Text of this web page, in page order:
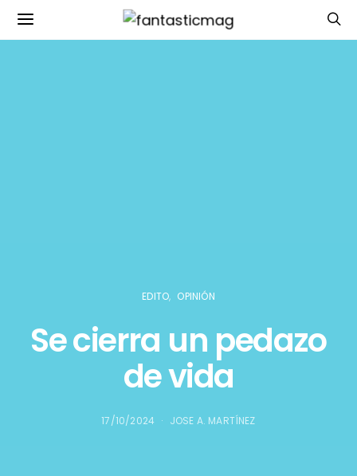
EDITO OPINIÓN
Se cierra un pedazo
de vida
17/10/2024 JOSE A. MARTÍNEZ